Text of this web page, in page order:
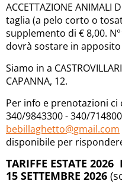
ACCETTAZIONE ANIMALI
taglia (a pelo corto o
supplemento di € 8,00.
dovrà sostare in
Siamo in a
CAPANNA, 12.
Per info e prenotazioni
340/9843300 - 340/
bebillaghetto@gmail.com
disponibile per
TARIFFE ESTATE 2026
15 SETTEMBRE 2026